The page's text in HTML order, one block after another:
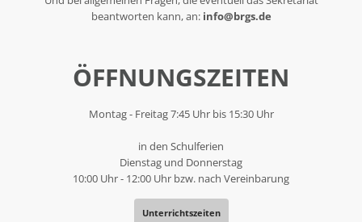
beantworten kann, an: info@brgs.de
ÖFFNUNGSZEITEN
Montag - Freitag 7:45 Uhr bis 15:30 Uhr
in den Schulferien
Dienstag und Donnerstag
10:00 Uhr - 12:00 Uhr bzw. nach Vereinbarung
Unterrichtszeiten